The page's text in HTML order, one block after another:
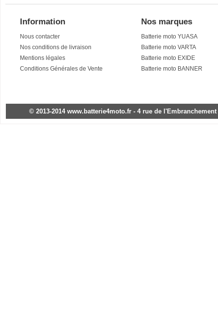
Information
Nous contacter
Nos conditions de livraison
Mentions légales
Conditions Générales de Vente
Nos marques
Batterie moto YUASA
Batterie moto VARTA
Batterie moto EXIDE
Batterie moto BANNER
© 2013-2014 www.batterie4moto.fr - 4 rue de